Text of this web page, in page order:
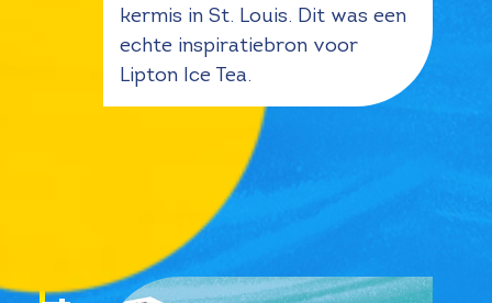
kermis in St. Louis. Dit was een
echte inspiratiebron voor
Lipton Ice Tea.